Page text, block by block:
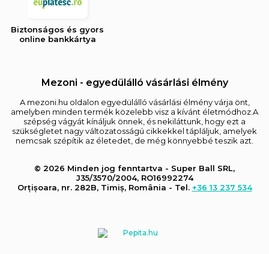
Biztonságos és gyors
online bankkártya
Mezoni - egyedülálló vásárlási élmény
A mezoni.hu oldalon egyedülálló vásárlási élmény várja önt,
amelyben minden termék közelebb visz a kívánt életmódhoz.A
szépség vágyát kínáljuk önnek, és nekiláttunk, hogy ezt a
szükségletet nagy változatosságú cikkekkel tápláljuk, amelyek
nemcsak szépítik az életedet, de még könnyebbé teszik azt.
© 2026 Minden jog fenntartva - Super Ball SRL,
J35/3570/2004, RO16992274
Orțișoara, nr. 282B, Timiș, România - Tel. +36 13 237 534